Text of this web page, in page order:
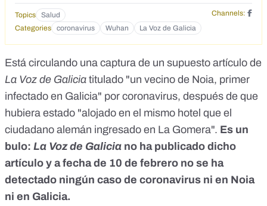
mp;type=3&amp;theater">https://www.facebook.com/photo
.php?
fbid=3065299176859953&amp;set=a.416188461771051&a
Topics Salud
Channels:
Categories
coronavirus Wuhan La Voz de Galicia
Está circulando una captura de un supuesto artículo de
La Voz de Galicia titulado "un vecino de Noia, primer
infectado en Galicia" por coronavirus, después de que
hubiera estado "alojado en el mismo hotel que el
ciudadano alemán ingresado en La Gomera". Es un
bulo: La Voz de Galicia no ha publicado dicho
artículo y a fecha de 10 de febrero no se ha
detectado ningún caso de coronavirus ni en Noia
ni en Galicia.